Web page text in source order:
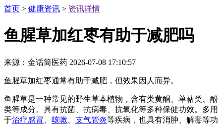
首页 > 健康资讯 > 资讯详情
鱼腥草加红枣有助于减肥吗
来源：金话筒医药 2026-07-08 17:10:57
鱼腥草加红枣通常有助于减肥，但效果因人而异。
鱼腥草是一种常见的野生草本植物，含有类黄酮、单萜类、酚
类等成分。具有抗菌、抗病毒、抗氧化等多种保健功效。多用
于治疗感冒 咳嗽 支气管炎等疾病，也具有消肿、解毒等功